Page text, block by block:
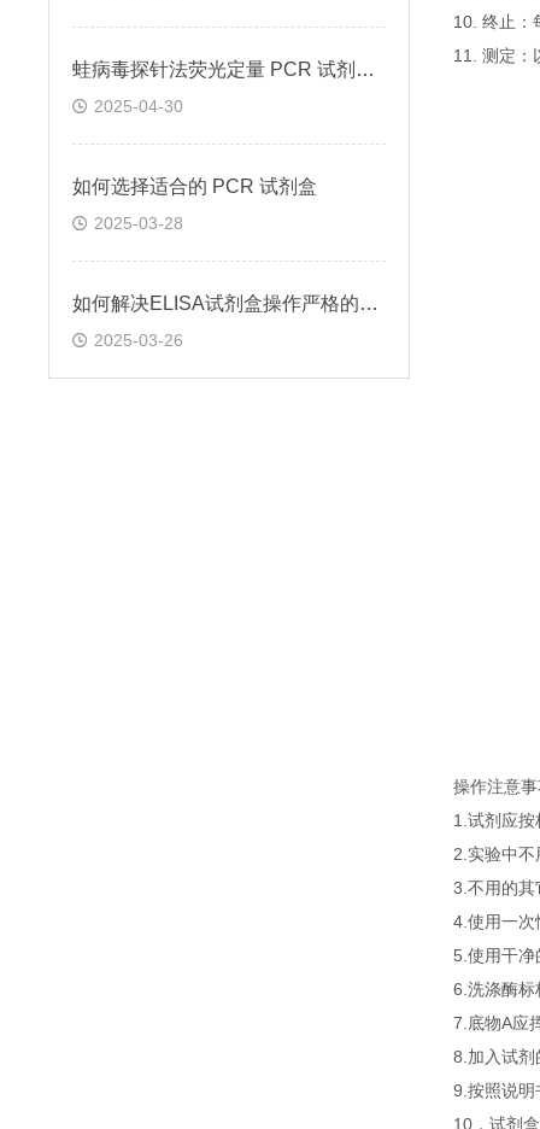
蛙病毒探针法荧光定量 PCR 试剂盒定量定性检测
2025-04-30
如何选择适合的 PCR 试剂盒
2025-03-28
如何解决ELISA试剂盒操作严格的问题
2025-03-26
10. 终止：
11. 测定：
操作注意
1.试剂应
2.实验中
3.不用的其
4.使用一次
5.使用干净
6.洗涤酶标
7.底物A应
8.加入试剂
9.按照说明
10．试剂